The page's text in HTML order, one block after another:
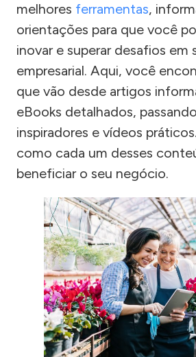
melhores ferramentas,
orientações para que você
inovar e superar desafios em
empresarial. Aqui, você
que vão desde artigos
eBooks detalhados,
inspiradores e vídeos
como cada um desses
beneficiar o seu negócio.